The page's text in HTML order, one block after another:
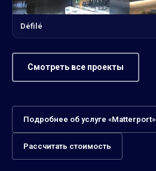
Défilé
Смотреть все проекты
Подробнее об услуге «Matterport»
Рассчитать стоимость